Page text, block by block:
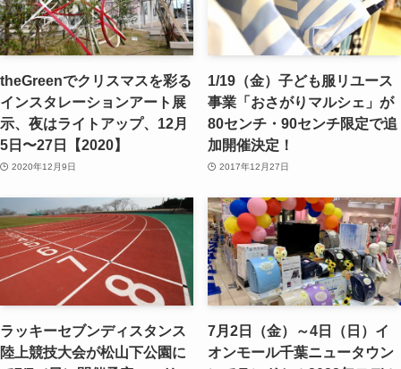
theGreenでクリスマスを彩る
インスタレーションアート展
示、夜はライトアップ、12月
5日〜27日【2020】
2020年12月9日
1/19（金）子ども服リユース
事業「おさがりマルシェ」が
80センチ・90センチ限定で追
加開催決定！
2017年12月27日
ラッキーセブンディスタンス
陸上競技大会が松山下公園に
7月2日（金）～4日（日）イ
オンモール千葉ニュータウン